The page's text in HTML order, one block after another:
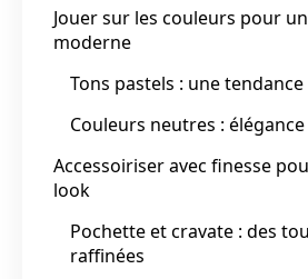
Jouer sur les couleurs pour
moderne
Tons pastels : une
Couleurs neutres :
Accessoiriser avec finesse
look
Pochette et cravate : des
raffinées